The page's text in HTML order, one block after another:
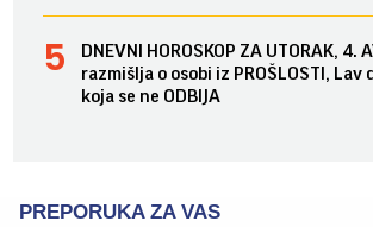
DNEVNI HOROSKOP ZA UTORAK, 4.
razmišlja o osobi iz PROŠLOSTI, Lav
koja se ne ODBIJA